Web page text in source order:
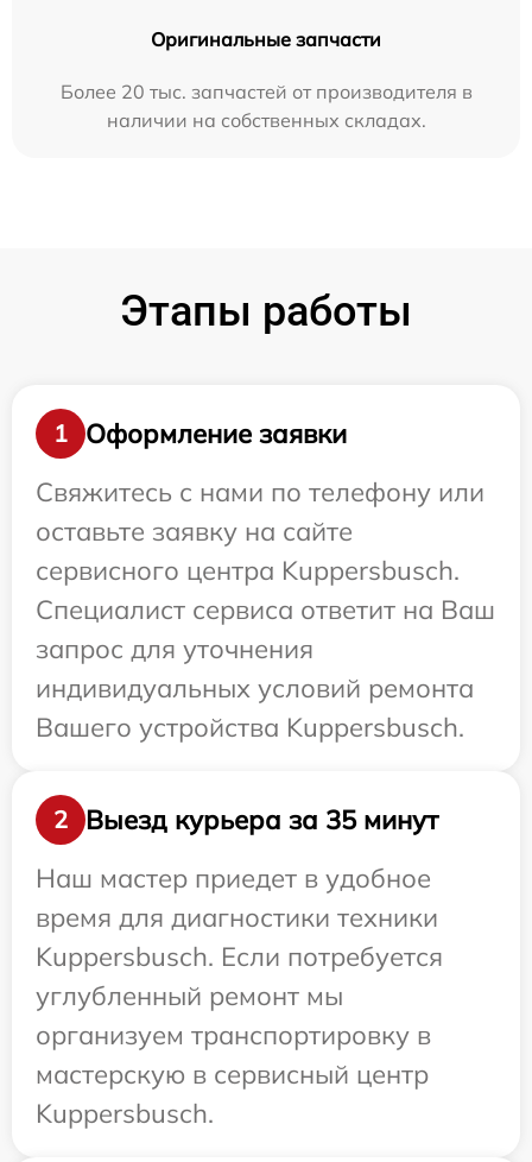
Оригинальные запчасти
Более 20 тыс. запчастей от производителя в
наличии на собственных складах.
Этапы работы
1
Оформление заявки
Свяжитесь с нами по телефону или
оставьте заявку на сайте
сервисного центра Kuppersbusch.
Специалист сервиса ответит на Ваш
запрос для уточнения
индивидуальных условий ремонта
Вашего устройства Kuppersbusch.
2
Выезд курьера за 35 минут
Наш мастер приедет в удобное
время для диагностики техники
Kuppersbusch. Если потребуется
углубленный ремонт мы
организуем транспортировку в
мастерскую в сервисный центр
Kuppersbusch.